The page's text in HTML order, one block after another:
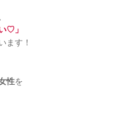
♡」
ます！
性を